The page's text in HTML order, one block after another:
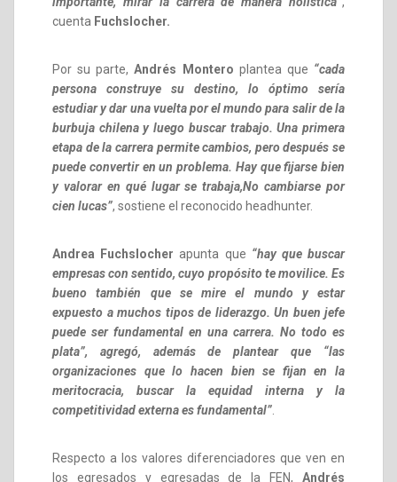
cuenta Fuchslocher.
Por su parte,Andrés Montero plantea que “cada
persona construye su destino, lo óptimo sería
estudiar y dar una vuelta por el mundo para salir de la
burbuja chilena y luego buscar trabajo. Una primera
etapa de la carrera permite cambios, pero después se
puede convertir en un problema. Hay que fijarse bien
y valorar en qué lugar se trabaja,No cambiarse por
cien lucas”, sostiene el reconocido headhunter.
Andrea Fuchslocher apunta que “hay que buscar
empresas con sentido, cuyo propósito te movilice. Es
bueno también que se mire el mundo y estar
expuesto a muchos tipos de liderazgo. Un buen jefe
puede ser fundamental en una carrera. No todo es
plata”, agregó, además de plantear que “las
organizaciones que lo hacen bien se fijan en la
meritocracia, buscar la equidad interna y la
competitividad externa es fundamental”
Respecto a los valores diferenciadores que ven en
los egresados y egresadas de la FEN, Andrés